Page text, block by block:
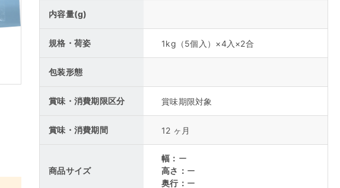
内容量(g)
規格・荷姿 1kg（5個入）×4入×2合
包装形態
賞味・消費期限区分 賞味期限対象
賞味・消費期間 12 ヶ月
商品サイズ
幅： ー
高さ： ー
奥行： ー